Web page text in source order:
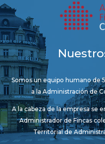
Somos un equipo humano de
a la Administración de
A la cabeza de la empresa se
Administrador de Fincas
Territorial de